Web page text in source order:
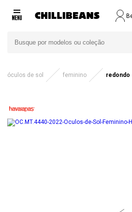
óculos de sol feminino redondo